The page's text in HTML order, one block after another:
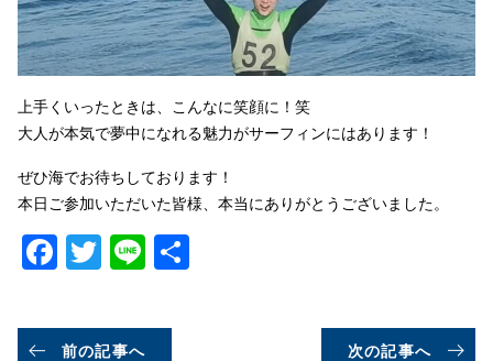
上手くいったときは、こんなに笑顔に！笑
大人が本気で夢中になれる魅力がサーフィンにはあります！
ぜひ海でお待ちしております！
本日ご参加いただいた皆様、本当にありがとうございました。
Facebook
Twitter
Line
前の記事へ 次の記事へ